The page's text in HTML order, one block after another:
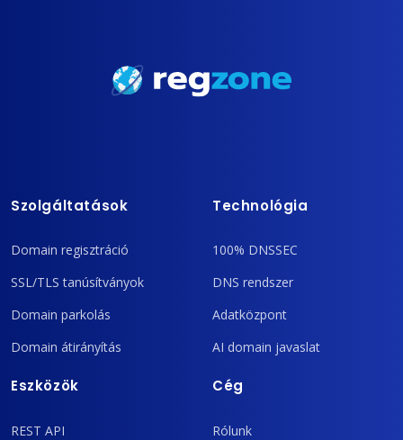
Szolgáltatások
Domain regisztráció
SSL/TLS tanúsítványok
Domain parkolás
Domain átirányítás
Technológia
100% DNSSEC
DNS rendszer
Adatközpont
AI domain javaslat
Eszközök
REST API
Cég
Rólunk